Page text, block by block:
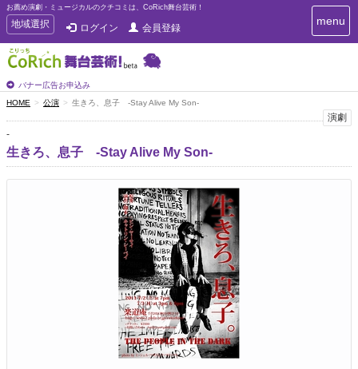
お薦め演劇・ミュージカルのクチコミは、CoRich舞台芸術！
T
o
g
g
e
n
a
i
g
地域選択 ログイン 会員登録
バナー広告お申込み
T
o
i
g
menu
HOME 公演 生きろ、息子 -Stay Alive My Son-
演劇
-
生きろ、息子 -Stay Alive My Son-